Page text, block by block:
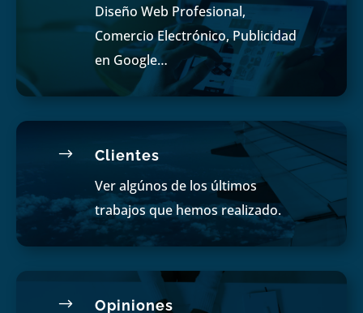
Diseño Web Profesional,
Comercio Electrónico, Publicidad
en Google…
$ Clientes
Ver algúnos de los últimos
trabajos que hemos realizado.
$ Opiniones